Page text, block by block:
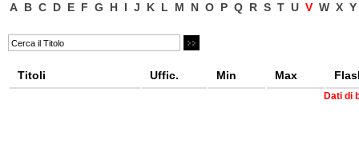
A B C D E F G H I J K L M N O P Q R S T U V W X Y
Titoli Uffic. Min Max
Dati di